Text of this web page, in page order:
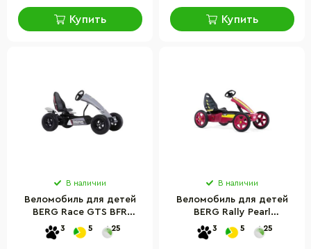
Купить Купить
В наличии
Веломобиль для детей
BERG Race GTS BFR
(07.50.00.01+07.55.27.00)
3 5 25
В наличии
Веломобиль для детей
BERG Rally Pearl
24.40.40.00
3 5 25